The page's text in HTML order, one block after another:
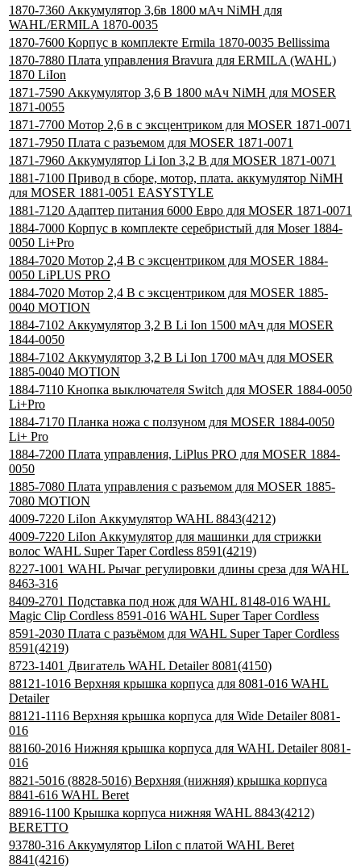
1870-7360 Аккумулятор 3,6в 1800 мАч NiMH для
WAHL/ERMILA 1870-0035
1870-7600 Корпус в комплекте Ermila 1870-0035 Bellissima
1870-7880 Плата управления Bravura для ERMILA (WAHL)
1870 LiIon
1871-7590 Аккумулятор 3,6 В 1800 мАч NiMH для MOSER
1871-0055
1871-7700 Мотор 2,6 в с эксцентриком для MOSER 1871-0071
1871-7950 Плата с разъемом для MOSER 1871-0071
1871-7960 Аккумулятор Li Ion 3,2 В для MOSER 1871-0071
1881-7100 Привод в сборе, мотор, плата. аккумулятор NiMH
для MOSER 1881-0051 EASYSTYLE
1881-7120 Адаптер питания 6000 Евро для MOSER 1871-0071
1884-7000 Корпус в комплекте серебристый для Moser 1884-
0050 Li+Pro
1884-7020 Мотор 2,4 В с эксцентриком для MOSER 1884-
0050 LiPLUS PRO
1884-7020 Мотор 2,4 В с эксцентриком для MOSER 1885-
0040 MOTION
1884-7102 Аккумулятор 3,2 В Li Ion 1500 мАч для MOSER
1844-0050
1884-7102 Аккумулятор 3,2 В Li Ion 1700 мАч для MOSER
1885-0040 MOTION
1884-7110 Кнопка выключателя Switch для MOSER 1884-0050
Li+Pro
1884-7170 Планка ножа с ползуном для MOSER 1884-0050
Li+ Pro
1884-7200 Плата управления, LiPlus PRO для MOSER 1884-
0050
1885-7080 Плата управления с разъемом для MOSER 1885-
7080 MOTION
4009-7220 LiIon Аккумулятор WAHL 8843(4212)
4009-7220 LiIon Аккумулятор для машинки для стрижки
волос WAHL Super Taper Cordless 8591(4219)
8227-1001 WAHL Рычаг регулировки длины среза для WAHL
8463-316
8409-2701 Подставка под нож для WAHL 8148-016 WAHL
Magic Clip Cordless 8591-016 WAHL Super Taper Cordless
8591-2030 Плата с разъёмом для WAHL Super Taper Cordless
8591(4219)
8723-1401 Двигатель WAHL Detailer 8081(4150)
88121-1016 Верхняя крышка корпуса для 8081-016 WAHL
Detailer
88121-1116 Верхняя крышка корпуса для Wide Detailer 8081-
016
88160-2016 Нижняя крышка корпуса для WAHL Detailer 8081-
016
8821-5016 (8828-5016) Верхняя (нижняя) крышка корпуса
8841-616 WAHL Beret
88916-1100 Крышка корпуса нижняя WAHL 8843(4212)
BERETTO
93780-316 Аккумулятор LiIon с платой WAHL Beret
8841(4216)